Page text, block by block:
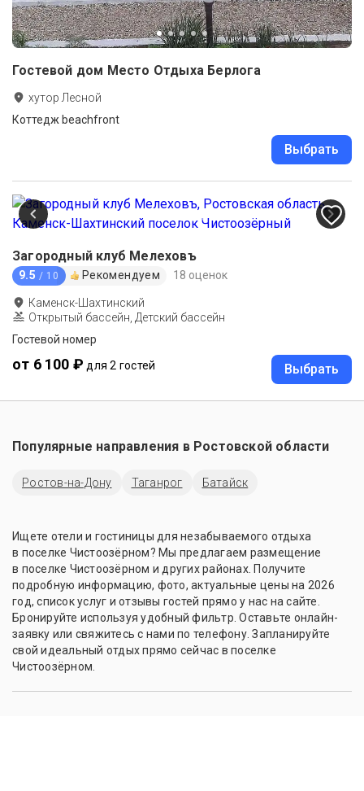
Гостевой дом Место Отдыха Берлога
хутор Лесной
Коттедж beachfront
Выбрать
Загородный клуб Мелеховъ
9.5 / 10 Рекомендуем 18 оценок
Каменск-Шахтинский
Открытый бассейн, Детский бассейн
Гостевой номер
от 6 100 ₽ для 2 гостей Выбрать
Популярные направления в Ростовской области
Ростов-на-Дону Таганрог Батайск
Ищете отели и гостиницы для незабываемого отдыха
в поселке Чистоозёрном? Мы предлагаем размещение
в поселке Чистоозёрном и других районах. Получите
подробную информацию, фото, актуальные цены на 2026
год, список услуг и отзывы гостей прямо у нас на сайте.
Бронируйте используя удобный фильтр. Оставьте онлайн-
заявку или свяжитесь с нами по телефону. Запланируйте
свой идеальный отдых прямо сейчас в поселке
Чистоозёрном.